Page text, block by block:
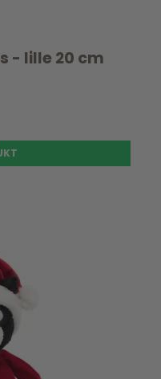
- lille 20 cm